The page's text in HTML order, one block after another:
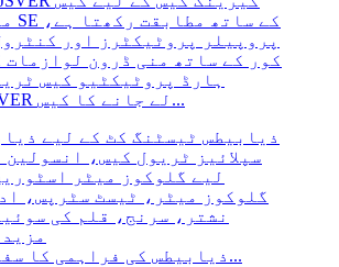
Mini JSVER لے جانے کا کیس...
ذیابیطس کی فراہمی کا سفری کیس...